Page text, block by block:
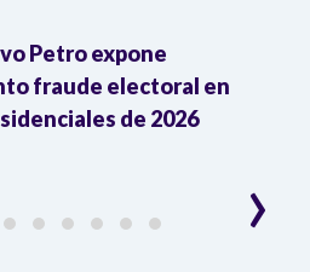
Petro expone
fraude electoral en
de 2026
›